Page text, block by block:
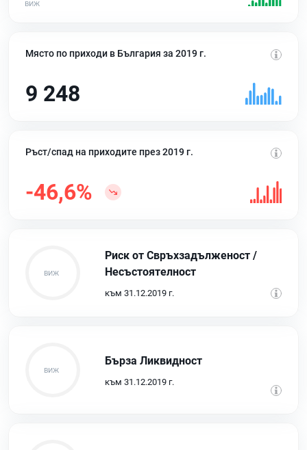
Място по приходи в България за 2019 г.
9 248
Ръст/спад на приходите през 2019 г.
-46,6%
Риск от Свръхзадълженост /
Несъстоятелност
към 31.12.2019 г.
Бърза Ликвидност
към 31.12.2019 г.